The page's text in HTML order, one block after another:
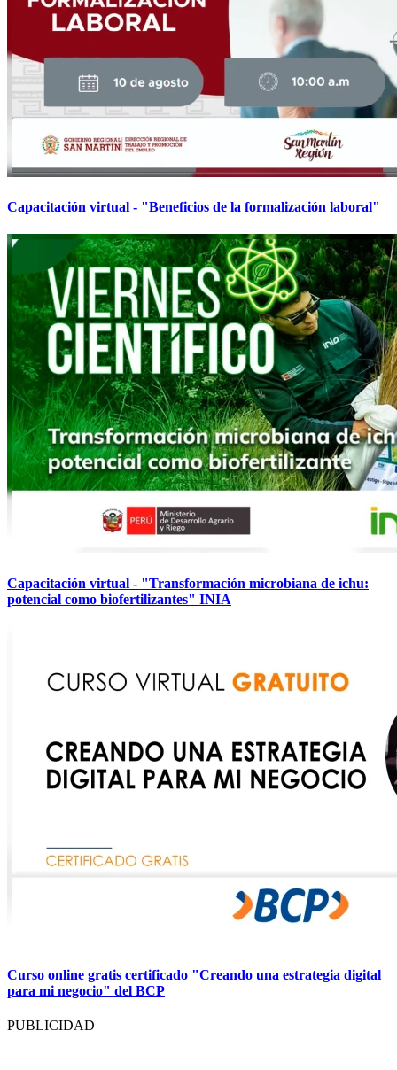
Capacitación virtual - "Beneficios de la formalización laboral"
Capacitación virtual - "Transformación microbiana de ichu:
potencial como biofertilizantes" INIA
Curso online gratis certificado "Creando una estrategia digital
para mi negocio" del BCP
PUBLICIDAD